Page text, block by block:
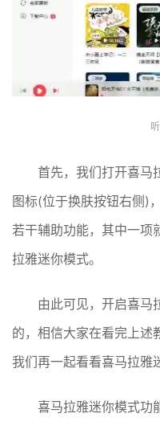
首先，我们打开喜马
图标(位于换肤按钮右侧)
若干辅助功能，其中一项
拉雅迷你模式。
由此可见，开启喜马
的，相信大家在看完上述
我们再一起看看喜马拉雅
喜马拉雅迷你模式功